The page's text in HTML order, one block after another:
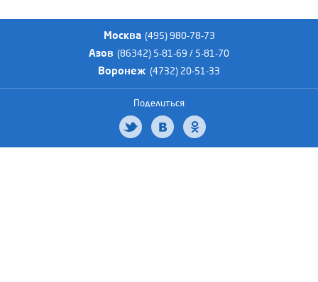
Москва (495) 980-78-73
Азов (86342) 5-81-69 / 5-81-70
Воронеж (4732) 20-51-33
Поделиться